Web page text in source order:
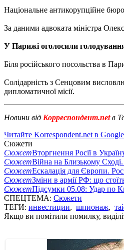
Національне антикорупційне
За даними адвоката міністра
У Парижі оголосили
Біля російського посольства в
Солідарність з Сенцовим
дипломатичної місії.
Новини від Корреспондент.netв
Читайте Korrespondent.net в
Сюжети
СюжетВторгнення Росії в
СюжетВійна на Близькому
СюжетЕскалація для Європи.
СюжетЗміни в армії РФ: що
СюжетПідсумки 05.08: Удар по
СПЕЦТЕМА: Сюжети
ТЕГИ: инвестиции, шпионаж,
Якщо ви помітили помилку,